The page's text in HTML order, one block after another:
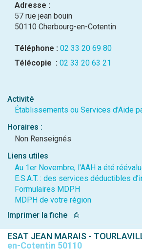
Adresse :
57 rue jean bouin
50110 Cherbourg-en-Cotentin
Téléphone : 02 33 20 69 80
Télécopie : 02 33 20 63 21
Activité
Établissements ou Services d'Aide
Horaires :
Non Renseignés
Liens utiles
Au 1er Novembre, l'AAH a été
E.S.A.T. : des services déductibles
Formulaires MDPH
MDPH de votre région
Imprimer la fiche
⎙
ESAT JEAN MARAIS -
en-Cotentin 50110